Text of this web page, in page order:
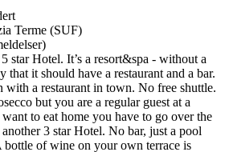
Terme (SUF)
star Hotel. It’s a resort&spa - without a
that it should have a restaurant and a bar.
with a restaurant in town. No free shuttle.
but you are a regular guest at a
to eat home you have to go over the
3 star Hotel. No bar, just a pool
bottle of wine on your own terrace is